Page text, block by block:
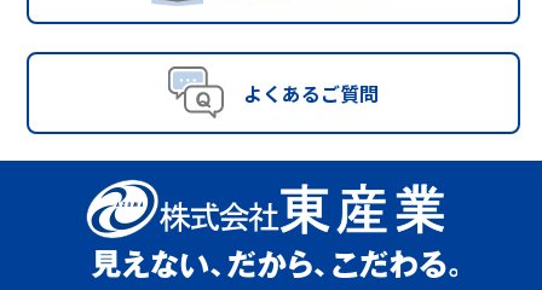
よくあるご質問